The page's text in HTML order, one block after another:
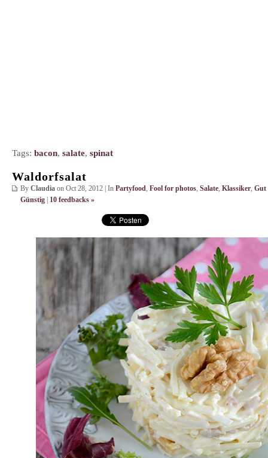
Tags: bacon, salate, spinat
Waldorfsalat
By Claudia on Oct 28, 2012 | In Partyfood Fool for photos Salate Klassiker Gut
Günstig | 10 feedbacks »